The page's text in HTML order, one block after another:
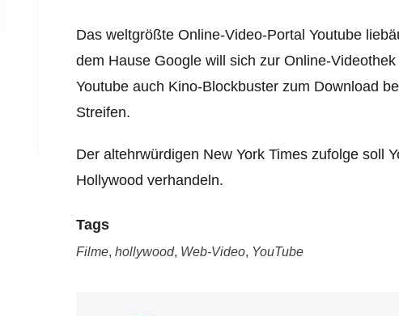
Das weltgrößte Online-Video-Portal Youtube
dem Hause Google will sich zur Online-
Youtube auch Kino-Blockbuster zum Download
Streifen.
Der altehrwürdigen New York Times zufolge soll
Hollywood verhandeln.
Tags
Filme, hollywood, Web-Video, YouTube